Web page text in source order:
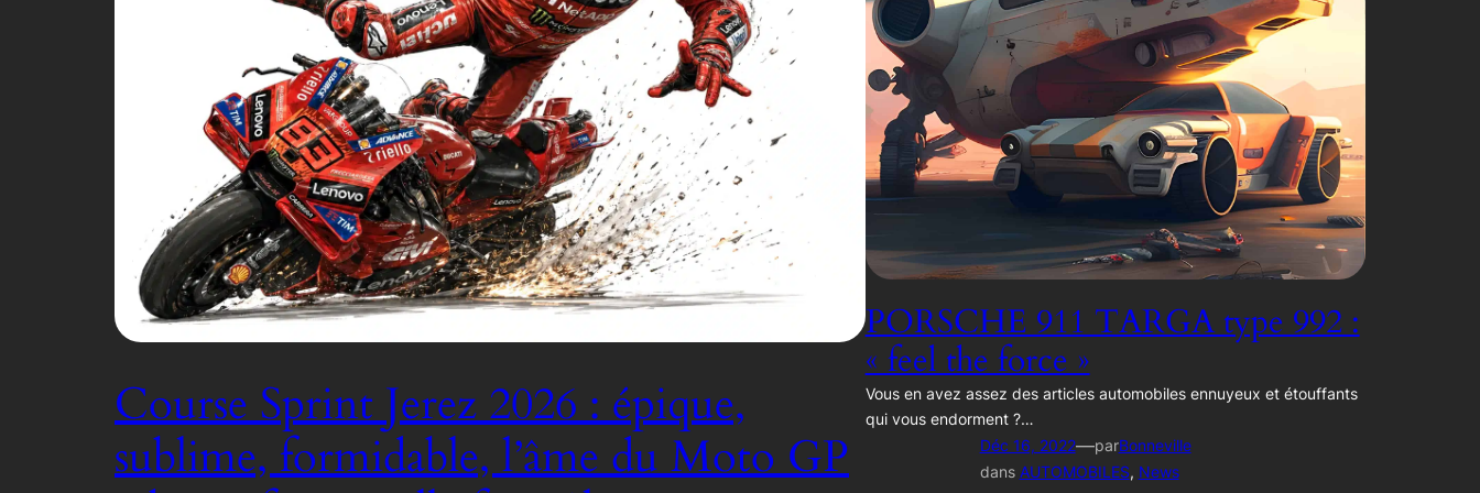
Course Sprint Jerez 2026 : épique,
sublime, formidable, l’âme du Moto GP
PORSCHE 911 TARGA type 992 :
« feel the force »
Vous en avez assez des articles automobiles ennuyeux et étouffants
qui vous endorment ?…
Déc 16, 2022—parBonneville
dans AUTOMOBILES, News